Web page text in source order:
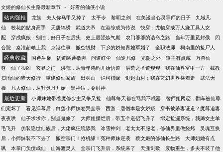
的是明澈真性，纵天地翻覆，阴阳逆乱，自有灵台方
寸、慧剑三尺，可斩迷障千重。
文姬的修仙长生路最新章节 - 好看的仙侠小说
站内强推 龙族 夫人你马甲又掉了 太平令 黎明之剑 在美漫当心灵导师的日子
九域凡
仙
校花的贴身高手 天唐锦绣 武道大帝 在港综成为传说
快穿：尤物穿成万人嫌工具人女
配
穿成疯娘：别怕，好日子在后头 史上最强炼气期 农门婆婆的诰命之路 当年万里觅封侯
四
合院：秦淮茹赖上我
京港往事 搬空钱财：下乡的娇知青她军婚了 全职法师 柯南里的捡尸人
经典收藏 国色生枭 贫道略通拳脚 问道红尘 仙途凡修 光阴之外 道主有点咸
万兽仙
尊
仙子很凶 玄界之门 洪荒，从青年鸿钧开始悟道 洪荒之圣道煌煌 我在仙界富甲一方
截教
扫地仙的诸天修行
重建修仙家族 出羽山 烂柯棋缘 剑起山村：我在玄幻世界横着走
武法无
极
凡人修仙，从升灵丹开始 黑神话，令封神
最近更新 小师妹她带着魔修少主又争又抢 仙尊每天都在骂我不成器
替师姐网恋，翻车被仙尊
们宠坏了
看见弹幕后，白莲小师妹卷哭全宗 西游：唐僧本是女娇娥
穿书被杀妻证道？魔尊追妻
夜夜哄
仙子求求你，别当鬼修了 大师姐摆烂后，带五个道侣飞升了
绑定捡漏系统，我薅女主羊
毛飞升
伪装隐世仙族后，大佬疯狂跪舔我 冰雪神剑 老太太不服老，修仙界里做烧烤
灵魂互换
后，小师妹装不下去了
搬空宗门！抢机缘！冤种师妹逆袭 蔡文姬的修仙长生路
大师姐她有点
飒
本掌门负债成仙 山海渡灵人 全宗门飞升后，系统来了 天涯剑歌
废物重生，多夫不装了他